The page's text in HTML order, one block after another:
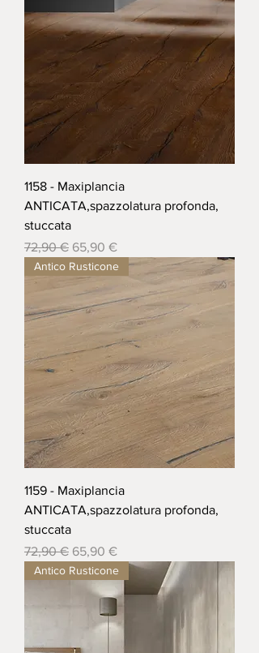
1158 - Maxiplancia
ANTICATA,spazzolatura profonda,
stuccata
Prezzo regolare
72,90 € Prezzo scontato
65,90 €
Antico Rusticone
1159 - Maxiplancia
ANTICATA,spazzolatura profonda,
stuccata
Prezzo regolare
72,90 € Prezzo scontato
65,90 €
Antico Rusticone